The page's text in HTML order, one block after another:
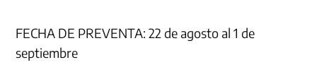
FECHA DE PREVENTA: 22 de agosto al 1 de
septiembre